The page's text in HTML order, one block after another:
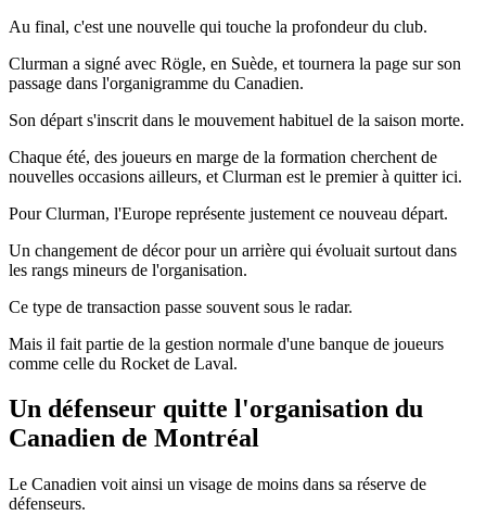
Au final, c'est une nouvelle qui touche la profondeur du club.
Clurman a signé avec Rögle, en Suède, et tournera la page sur son
passage dans l'organigramme du Canadien.
Son départ s'inscrit dans le mouvement habituel de la saison morte.
Chaque été, des joueurs en marge de la formation cherchent de
nouvelles occasions ailleurs, et Clurman est le premier à quitter ici.
Pour Clurman, l'Europe représente justement ce nouveau départ.
Un changement de décor pour un arrière qui évoluait surtout dans
les rangs mineurs de l'organisation.
Ce type de transaction passe souvent sous le radar.
Mais il fait partie de la gestion normale d'une banque de joueurs
comme celle du Rocket de Laval.
Un défenseur quitte l'organisation du
Canadien de Montréal
Le Canadien voit ainsi un visage de moins dans sa réserve de
défenseurs.